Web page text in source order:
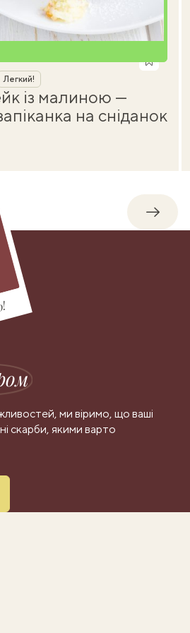
Легкий!
із малиною —
на сніданок
ми віримо, що ваші
скарби, якими варто